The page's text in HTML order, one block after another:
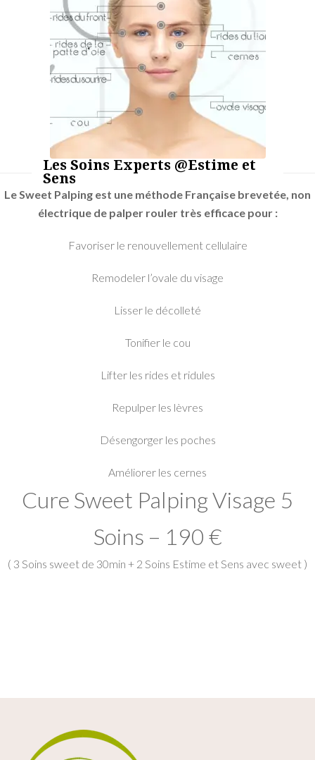
Les Soins Experts @Estime et
Sens
Le Sweet Palping est une méthode Française brevetée, non
électrique de palper rouler très efficace pour :
Favoriser le renouvellement cellulaire
Remodeler l’ovale du visage
Lisser le décolleté
Tonifier le cou
Lifter les rides et ridules
Repulper les lèvres
Désengorger les poches
Améliorer les cernes
Cure Sweet Palping Visage 5
Soins – 190 €
( 3 Soins sweet de 30min + 2 Soins Estime et Sens avec sweet )